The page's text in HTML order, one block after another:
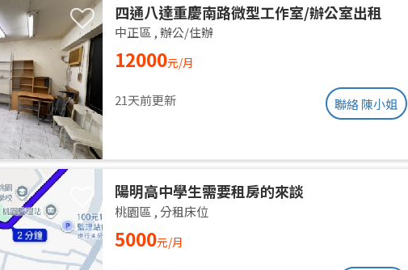
四通八達重慶南路微型工作室/辦公室出租
中正區 ,辦公/住辦
12000元/月
21天前更新 聯絡 陳小姐
陽明高中學生需要租房的來談
桃園區 ,分租床位
5000元/月